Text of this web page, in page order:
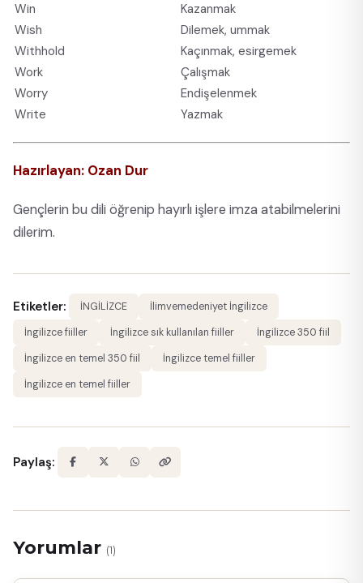
Win
Kazanmak
Wish
Dilemek, ummak
Withhold
Kaçınmak, esirgemek
Work
Çalışmak
Worry
Endişelenmek
Write
Yazmak
Hazırlayan: Ozan Dur
Gençlerin bu dili öğrenip hayırlı işlere imza atabilmelerini
dilerim.
Etiketler: İNGİLİZCE
İlimvemedeniyet İngilizce
İngilizce fiiller
İngilizce sık kullanılan fiiller
İngilizce 350 fiil
İngilizce en temel 350 fiil
İngilizce temel fiiller
İngilizce en temel fiiller
Paylaş:
Yorumlar (1)